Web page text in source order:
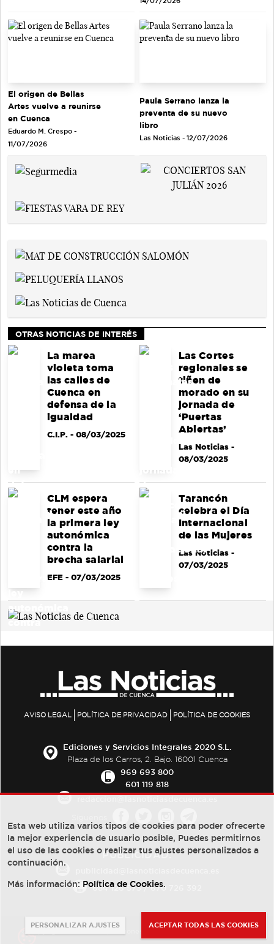
El origen de Bellas
Artes vuelve a reunirse
en Cuenca
Eduardo M. Crespo -
11/07/2026
Paula Serrano lanza la
preventa de su nuevo
libro
Las Noticias - 12/07/2026
OTRAS NOTICIAS DE INTERÉS
La marea
violeta toma
las calles de
Cuenca en
defensa de la
igualdad
C.I.P. - 08/03/2025
Las Cortes
regionales se
tiñen de
morado en su
jornada de
‘Puertas
Abiertas’
Las Noticias-
08/03/2025
CLM espera
tener este año
la primera ley
autonómica
contra la
brecha salarial
EFE- 07/03/2025
Tarancón
celebra el Día
Internacional
de las Mujeres
Las Noticias-
07/03/2025
AVISO LEGAL POLÍTICA DE PRIVACIDAD POLÍTICA DE COOKIES
Ediciones y Servicios Integrales 2020 S.L.
Plaza de los Carros, 2. Bajo. 16001 Cuenca
969 693 800
601 119 818
PUBLICIDAD:
684 126 573/670 726 392
Esta web utiliza varios tipos de cookies para poder ofrecerte
la mejor experiencia de usuario posible, Puedes permitirnos
el uso de las cookies o realizar tus ajustes personalizados a
continuación.
Más información: Política de Cookies.
PERSONALIZAR AJUSTES ACEPTAR TODAS LAS COOKIES